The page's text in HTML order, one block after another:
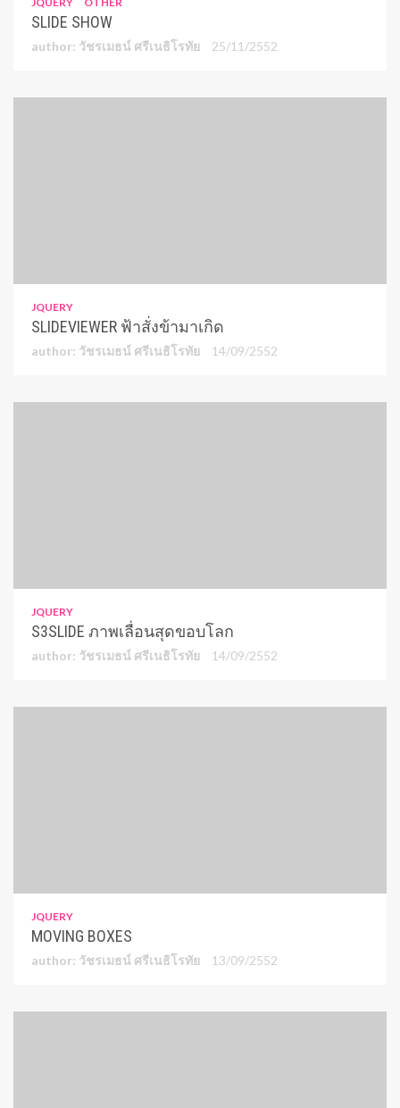
SLIDE SHOW
author: วัชรเมธน์ ศรีเนธิโรทัย 25/11/2552
JQUERY
SLIDEVIEWER ฟ้าสั่งข้ามาเกิด
author: วัชรเมธน์ ศรีเนธิโรทัย 14/09/2552
JQUERY
S3SLIDE ภาพเลื่อนสุดขอบโลก
author: วัชรเมธน์ ศรีเนธิโรทัย 14/09/2552
JQUERY
MOVING BOXES
author: วัชรเมธน์ ศรีเนธิโรทัย 13/09/2552